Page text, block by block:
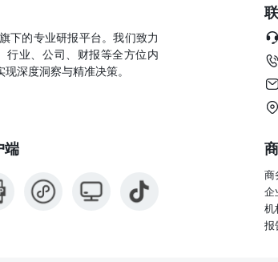
下的专业研报平台。我们致力
行业、公司、财报等全方位内
深度洞察与精准决策。
端
商
企
机
报